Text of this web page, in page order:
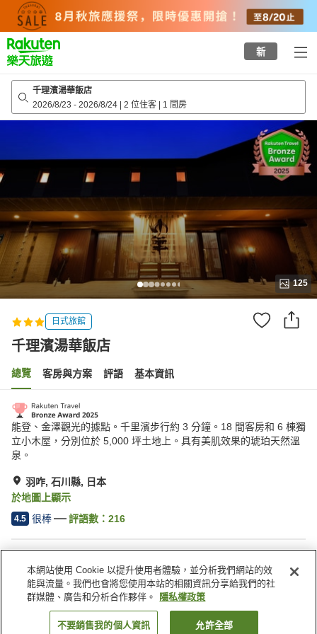
top
page
新
千理濱湯華飯店
2026/8/23 - 2026/8/24 | 2 位住客 | 1 間房
125
日式旅館
千理濱湯華飯店
總覽 客房與方案 評語 基本資訊
能登、金澤觀光的據點。千里濱步行約 3 分鐘。18 間客房和 6 棟獨
立小木屋，分別位於 5,000 坪土地上。具有美肌效果的琥珀天然溫
泉。
羽咋, 石川縣, 日本
於地圖上顯示
4.5 很棒 評語數： 216
停車場
三溫暖
Spa／美容沙龍
游泳池
日本 石川縣 羽咋 千理濱湯華飯店
找客房
本網站使用 Cookie 以提升使用者體驗，並分析我們網站的效
能與流量。我們也會將您使用本站的相關資訊分享給我們的社
群媒體、廣告和分析合作夥伴。
隱私權政策
不要銷售我的個人資訊 允許全部